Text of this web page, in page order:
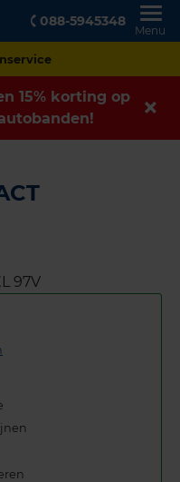
088-5945348
Menu
15% korting op